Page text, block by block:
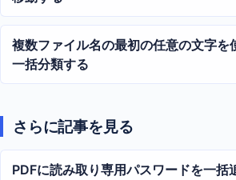
複数ファイル名の最初の任意の文字を
一括分類する
さらに記事を見る
PDFに読み取り専用パスワードを一括